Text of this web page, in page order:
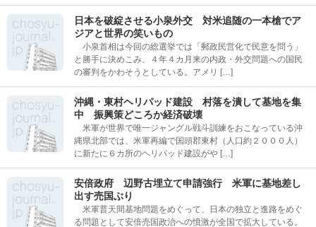
日本を破綻させる小泉外交 対米追随の一本槍でア
ジアと世界の笑いもの
小泉首相は今回の総選挙では「郵政民営化で民意を問う」
と勝手に決めこみ、４年４カ月来の内政・外交問題への国民
の審判をかわそうとしている。アメリ […]
沖縄・東村ヘリパッド建設 村落を潰して基地を集
中 振興策どころか経済破壊
米軍が世界で唯一ジャングル戦斗訓練をおこなっている沖
縄県北部では、米軍再編で国頭郡東村（人口約２０００人）
に新たに６カ所のヘリパッド建設がや […]
安倍政府 辺野古埋立て申請強行 米軍に基地差し
出す売国ぶり
米軍普天間基地問題をめぐって、日本の独立と進路をめぐ
る問題として安倍売国政治への憤激が全国で拡大している。